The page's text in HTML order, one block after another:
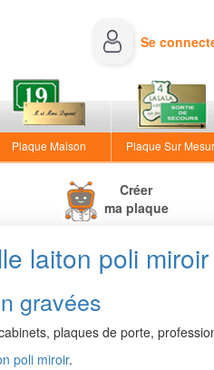
Se
Plaque Maison Plaque Sur
Créer
ma plaque
laiton poli miroir
gravées
plaques de porte,
poli miroir.